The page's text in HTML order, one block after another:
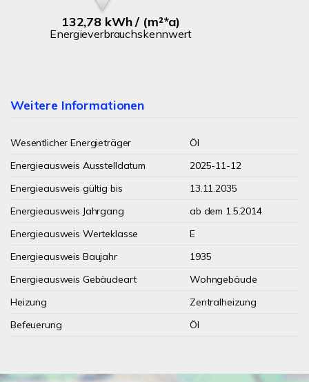
132,78 kWh / (m²*a)
Energieverbrauchskennwert
Weitere Informationen
Wesentlicher Energieträger
Öl
Energieausweis Ausstelldatum
2025-11-12
Energieausweis gültig bis
13.11.2035
Energieausweis Jahrgang
ab dem 1.5.2014
Energieausweis Werteklasse
E
Energieausweis Baujahr
1935
Energieausweis Gebäudeart
Wohngebäude
Heizung
Zentralheizung
Befeuerung
Öl